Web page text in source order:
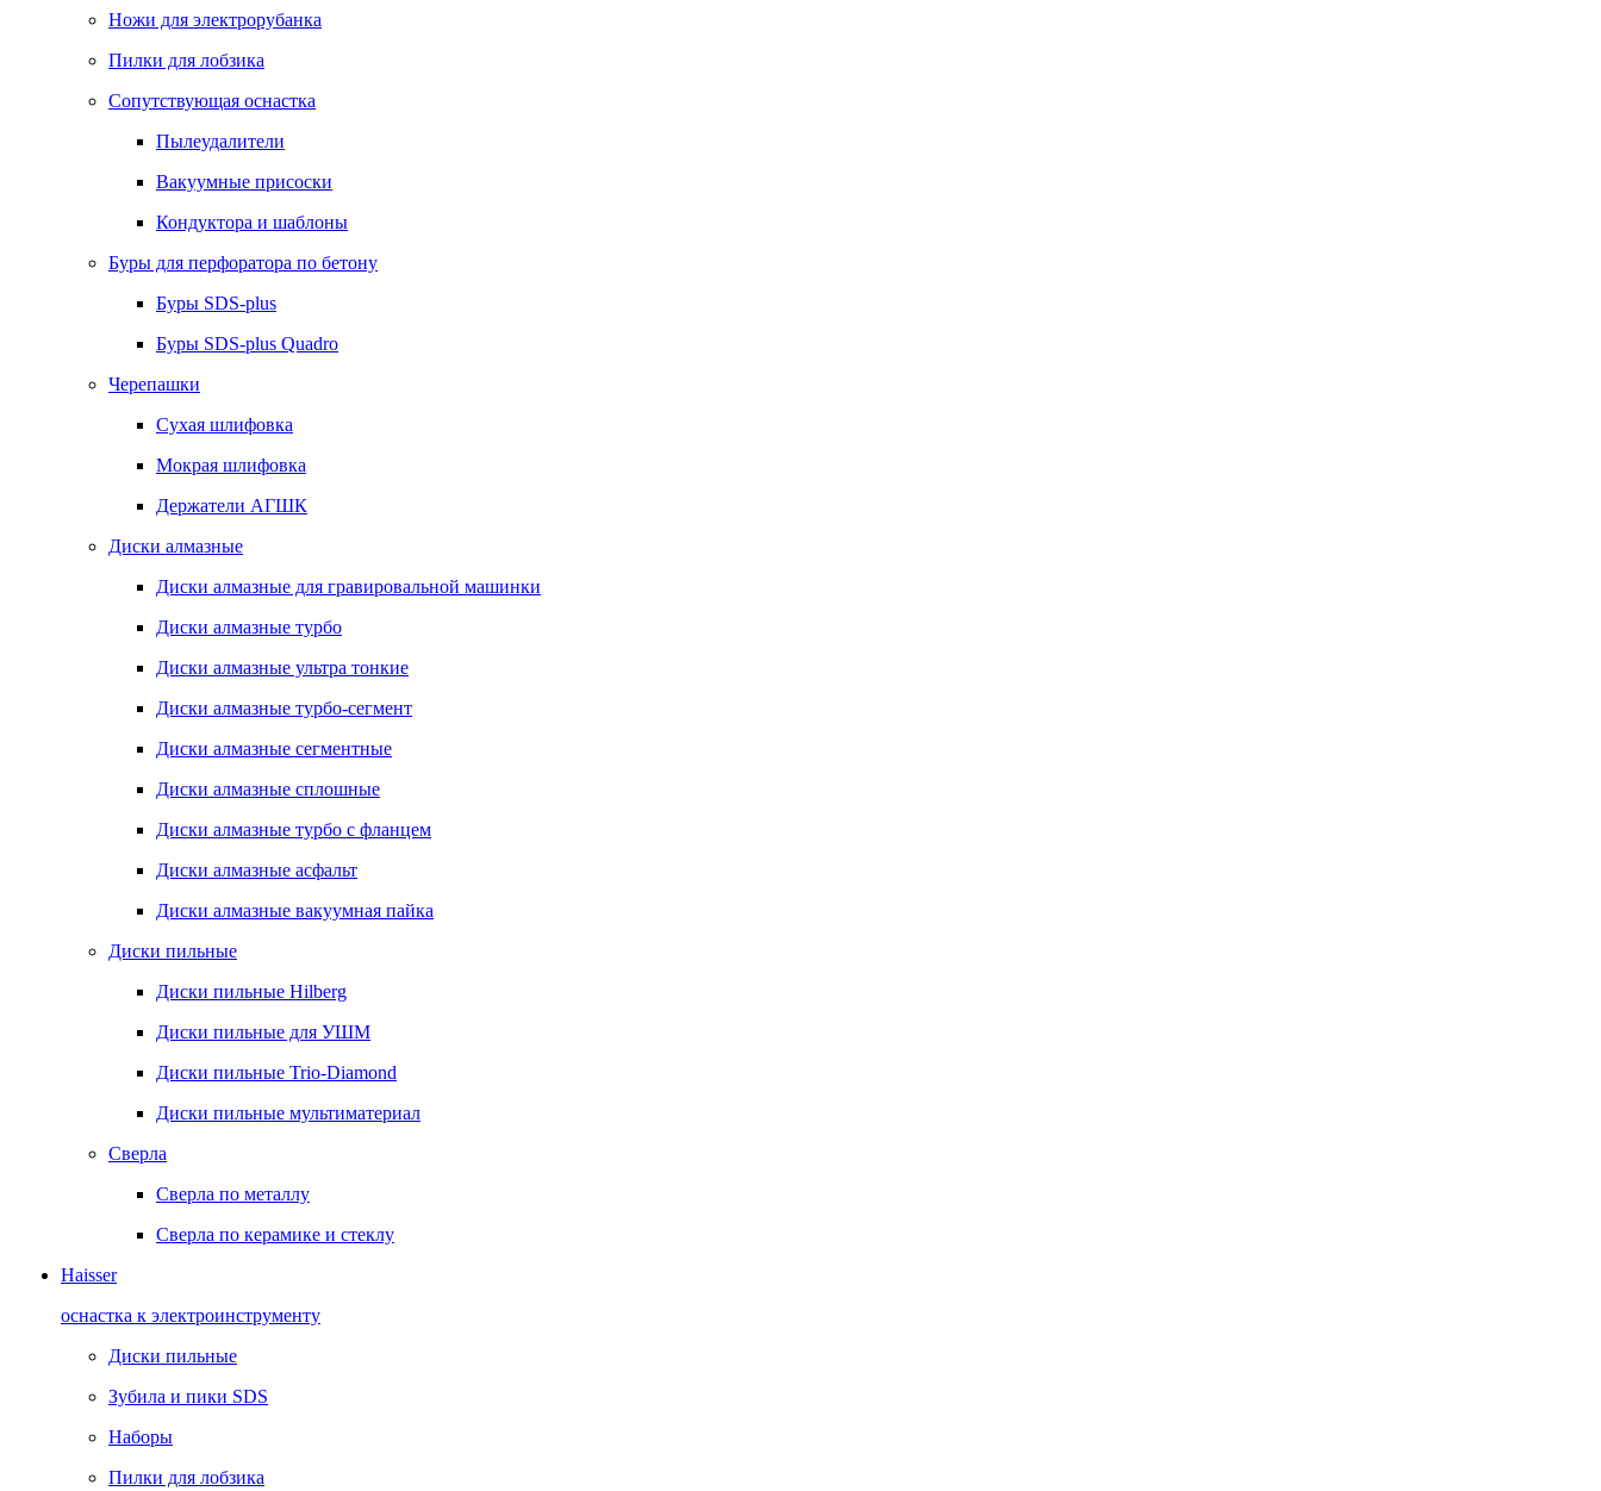
Ножи для электрорубанка
Пилки для лобзика
Сопутствующая оснастка
Пылеудалители
Вакуумные присоски
Кондуктора и шаблоны
Буры для перфоратора по бетону
Буры SDS-plus
Буры SDS-plus Quadro
Черепашки
Сухая шлифовка
Мокрая шлифовка
Держатели АГШК
Диски алмазные
Диски алмазные для гравировальной машинки
Диски алмазные турбо
Диски алмазные ультра тонкие
Диски алмазные турбо-сегмент
Диски алмазные сегментные
Диски алмазные сплошные
Диски алмазные турбо с фланцем
Диски алмазные асфальт
Диски алмазные вакуумная пайка
Диски пильные
Диски пильные Hilberg
Диски пильные для УШМ
Диски пильные Trio-Diamond
Диски пильные мультиматериал
Сверла
Сверла по металлу
Сверла по керамике и стеклу
Haisser
оснастка к электроинструменту
Диски пильные
Зубила и пики SDS
Наборы
Пилки для лобзика